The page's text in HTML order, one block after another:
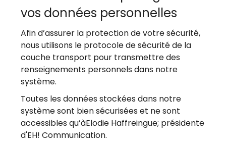
vos données personnelles
Afin d’assurer la protection de votre sécurité,
nous utilisons le protocole de sécurité de la
couche transport pour transmettre des
renseignements personnels dans notre
système.
Toutes les données stockées dans notre
système sont bien sécurisées et ne sont
accessibles qu’àElodie Haffreingue; présidente
d'EH! Communication.